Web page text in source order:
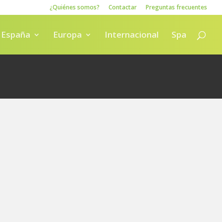
¿Quiénes somos? Contactar Preguntas frecuentes
España Europa Internacional Spa